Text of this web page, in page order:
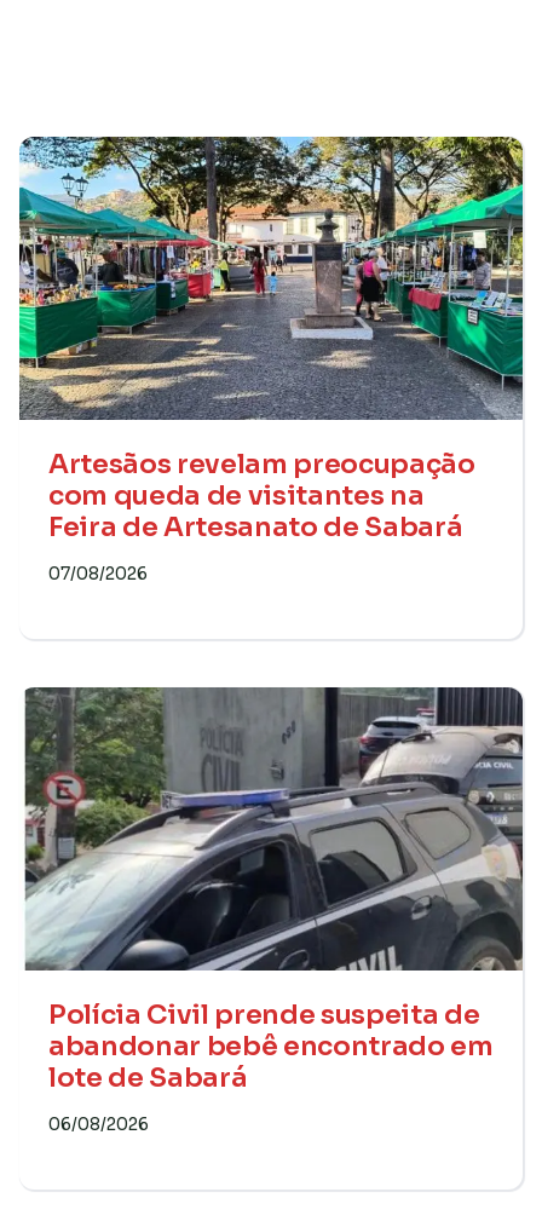
Artesãos revelam preocupação
com queda de visitantes na
Feira de Artesanato de Sabará
07/08/2026
Polícia Civil prende suspeita de
abandonar bebê encontrado em
lote de Sabará
06/08/2026